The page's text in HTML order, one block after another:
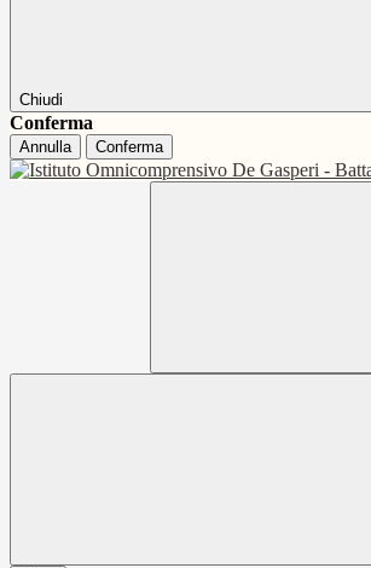
Chiudi
Conferma
Annulla Conferma